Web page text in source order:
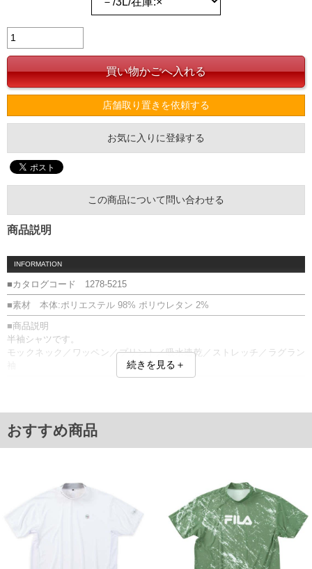
店舗取り置きを依頼する
お気に入りに登録する
この商品について問い合わせる
商品説明
INFORMATION
■カタログコード 1278-5215
■素材 本体:ポリエステル 98% ポリウレタン 2%
■商品説明
半袖シャツです。
モックネック／ワッペン／プリント／吸水速乾／ストレッチ／ラグラン
3L/130/78/130/53/42
4L/140/80/140/55/44
5L/150/82/150/57/44
※【返品交換について】
返品交換希望の方は、商品到着後1週間以内にご連絡ください。
下着(肌着)やワイシャツは商品の性質上、返品交換不可とさせて頂いております。予め
※【ボトムの裾上げをご希望の場合】
備考欄に股下●cmとご記入下さい。（裾上げ無料対象商品は1本につき税込6,000円以
続きを見る＋
おすすめ商品